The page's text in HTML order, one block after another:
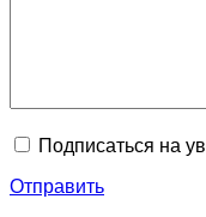
Подписаться на
Отправить